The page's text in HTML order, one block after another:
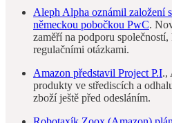
Aleph Alpha oznámil založení
německou pobočkou PwC.
zaměří na podporu
regulačními otázkami.
Amazon představil Project P.I.,
produkty ve střediscích a
zboží ještě před odesláním.